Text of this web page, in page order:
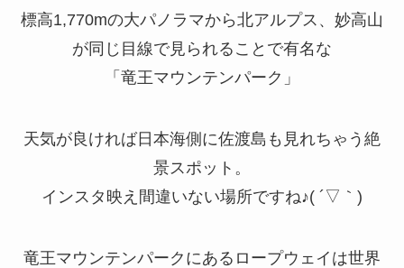
標高1,770mの大パノラマから北アルプス、妙高山
が同じ目線で見られることで有名な
「竜王マウンテンパーク」
天気が良ければ日本海側に佐渡島も見れちゃう絶
景スポット。
インスタ映え間違いない場所ですね♪( ´▽｀)
竜王マウンテンパークにあるロープウェイは世界